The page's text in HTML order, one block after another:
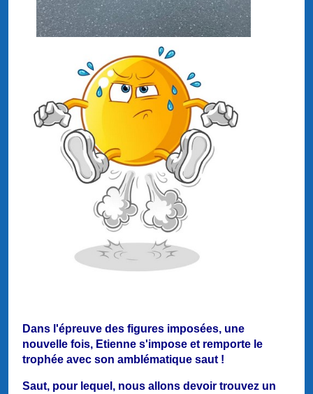
Dans l'épreuve des figures imposées, une
nouvelle fois, Etienne s'impose et remporte le
trophée avec son amblématique saut !
Saut, pour lequel, nous allons devoir trouvez un